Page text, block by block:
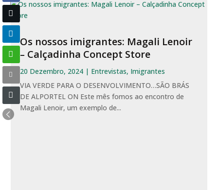
Os nossos imigrantes: Magali Lenoir
– Calçadinha Concept Store
20 Dezembro, 2024 | Entrevistas, Imigrantes
VIA VERDE PARA O DESENVOLVIMENTO…SÃO BRÁS
DE ALPORTEL ON Este mês fomos ao encontro de
Magali Lenoir, um exemplo de...